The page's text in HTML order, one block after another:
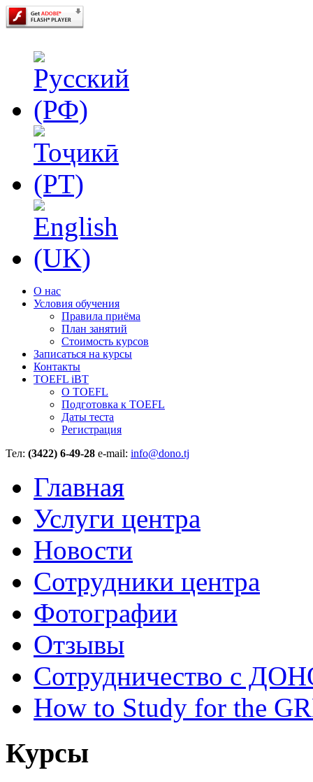
О нас
Условия обучения
Правила приёма
План занятий
Стоимость курсов
Записаться на курсы
Контакты
TOEFL iBT
О TOEFL
Подготовка к TOEFL
Даты теста
Регистрация
Тел: (3422) 6-49-28 e-mail: info@dono.tj
Главная
Услуги центра
Новости
Сотрудники центра
Фотографии
Отзывы
Сотрудничество с
How to Study for the
Курсы